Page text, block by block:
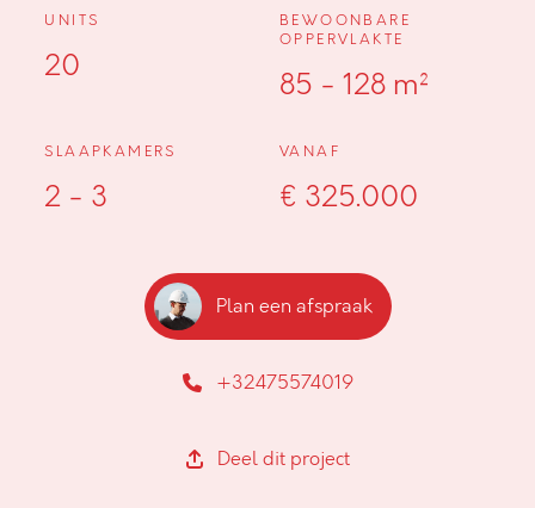
UNITS
20
BEWOONBARE
OPPERVLAKTE
85 - 128 m²
SLAAPKAMERS
2 - 3
VANAF
€ 325.000
Plan een afspraak
+32475574019
Deel dit project